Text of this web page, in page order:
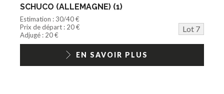
SCHUCO (ALLEMAGNE) (1)
Estimation : 30/40 €
Prix de départ : 20 €
Lot 7
Adjugé : 20 €
EN SAVOIR PLUS